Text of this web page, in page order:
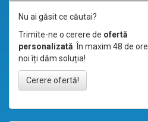
Nu ai găsit ce căutai?
Trimite-ne o cerere de ofertă
personalizată. În maxim 48 de ore
noi îți dăm soluția!
Cerere ofertă!